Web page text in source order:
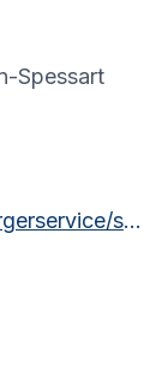
Spessart
https://www.main-spessart.de/buergerservice/sachgebiete-fachbereiche/index.html?catID=229&detID=431